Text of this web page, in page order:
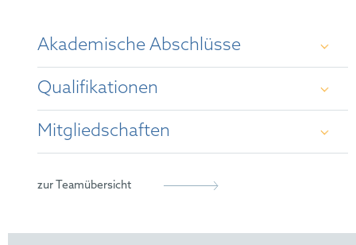
Akademische Abschlüsse
Dr. rer. nat. in Physik am Kirchhoff-Institut für
Physik (Universität Heidelberg)
B.Sc. in Physik an der Universität Konstanz
Qualifikationen
Patentanwalt
Mitgliedschaften
Patentanwaltskammer
zur Teamübersicht